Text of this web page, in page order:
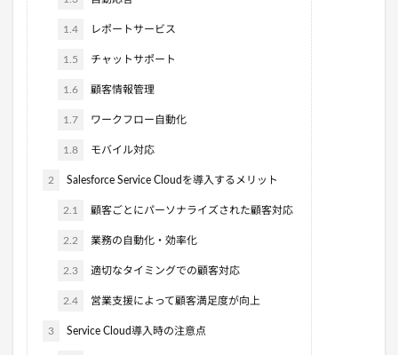
1.4 レポートサービス
1.5 チャットサポート
1.6 顧客情報管理
1.7 ワークフロー自動化
1.8 モバイル対応
2 Salesforce Service Cloudを導入するメリット
2.1 顧客ごとにパーソナライズされた顧客対応
2.2 業務の自動化・効率化
2.3 適切なタイミングでの顧客対応
2.4 営業支援によって顧客満足度が向上
3 Service Cloud導入時の注意点